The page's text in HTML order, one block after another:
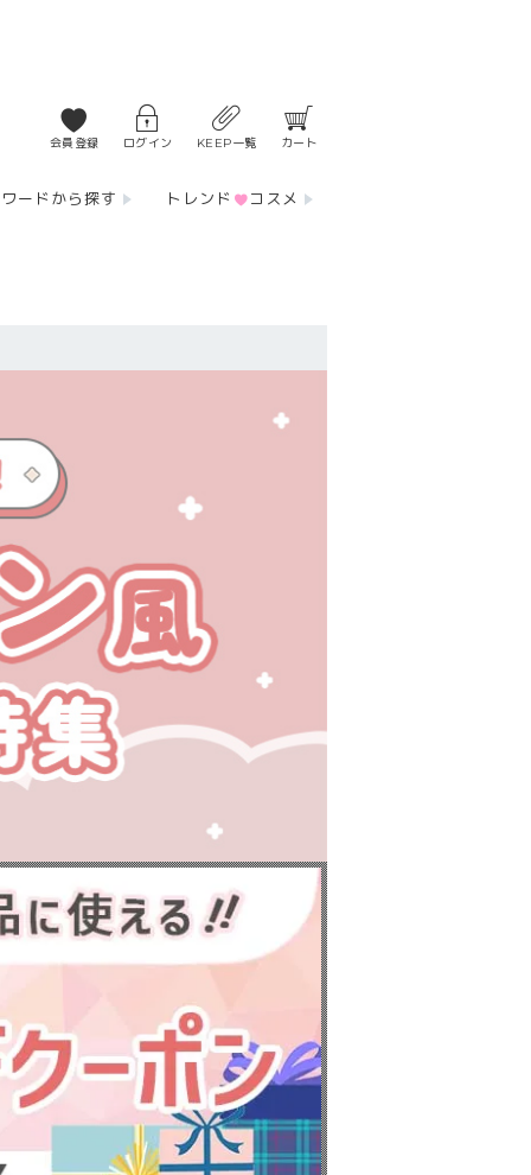
会員登録 ログイン KEEP一覧 カート
ードから探す トレンド コスメ